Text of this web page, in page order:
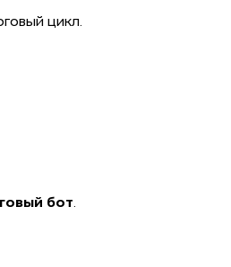
цикл.
бот.